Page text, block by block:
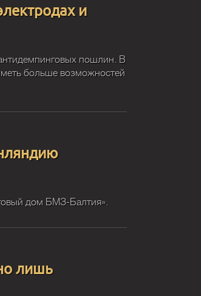
и
пошлин. В
больше возможностей
дом БМЗ-Балтия».
лишь